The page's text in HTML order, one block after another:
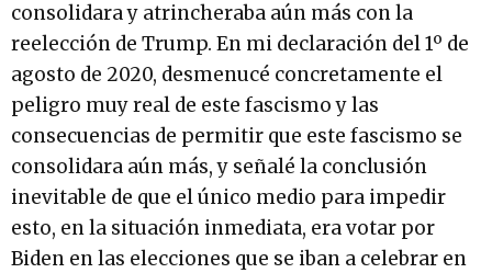
consolidara y atrincheraba aún más con la
reelección de Trump. En mi declaración del 1º de
agosto de 2020, desmenucé concretamente el
peligro muy real de este fascismo y las
consecuencias de permitir que este fascismo se
consolidara aún más, y señalé la conclusión
inevitable de que el único medio para impedir
esto, en la situación inmediata, era votar por
Biden en las elecciones que se iban a celebrar en